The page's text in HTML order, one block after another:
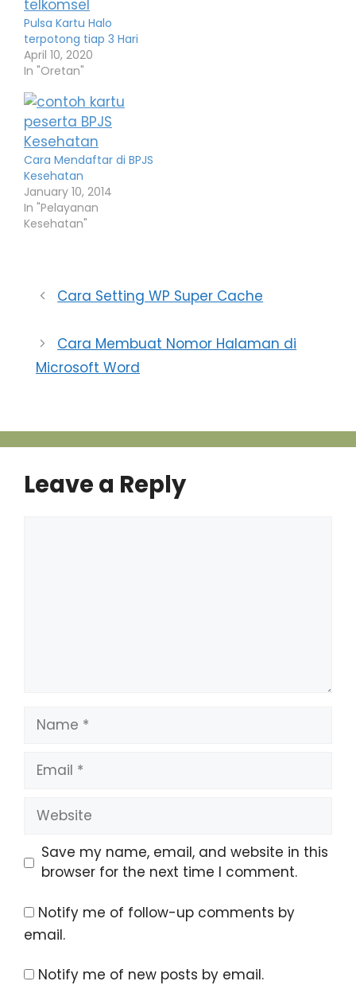
Pulsa Kartu Halo
terpotong tiap 3 Hari
April 10, 2020
In "Oretan"
Cara Mendaftar di BPJS
Kesehatan
January 10, 2014
In "Pelayanan
Kesehatan"
Cara Setting WP Super Cache
Cara Membuat Nomor Halaman di
Microsoft Word
Leave a Reply
Name
Email
Website
Save my name, email, and website in this
browser for the next time I comment.
Notify me of follow-up comments by
email.
Notify me of new posts by email.